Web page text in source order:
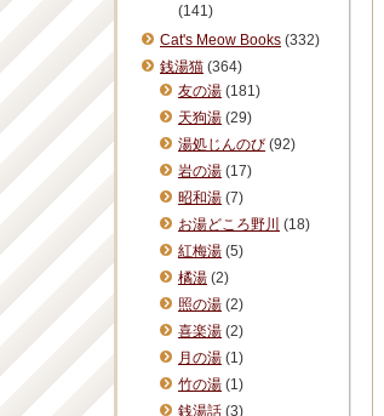
(141)
Cat's Meow Books (332)
銭湯猫 (364)
友の湯 (181)
天狗湯 (29)
湯処じんのび (92)
岩の湯 (17)
昭和湯 (7)
お湯どころ野川 (18)
紅梅湯 (5)
橘湯 (2)
照の湯 (2)
喜楽湯 (2)
月の湯 (1)
竹の湯 (1)
銭湯話 (3)